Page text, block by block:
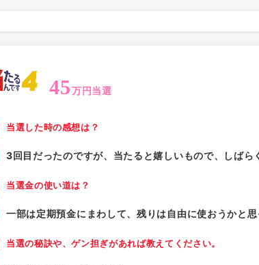
45 万円当選
当選した時の感想は？
3回目だったのですが、当たると嬉しいもので、しばら
当選金の使い道は？
一部は定期預金にまわして、残りは自由に使おうかと思
当選の秘訣や、ゲン担ぎがあれば教えてください。